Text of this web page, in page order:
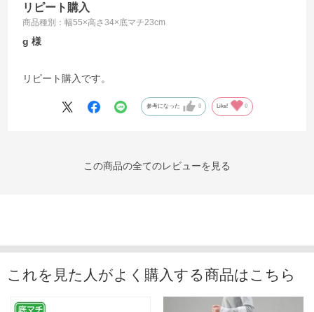
リピート購入
商品種別：幅55×高さ34×底マチ23cm
g
リピート購入です。
参考になった 0 Like! 0
この商品の全てのレビューを見る
これを見た人がよく購入する商品はこちら